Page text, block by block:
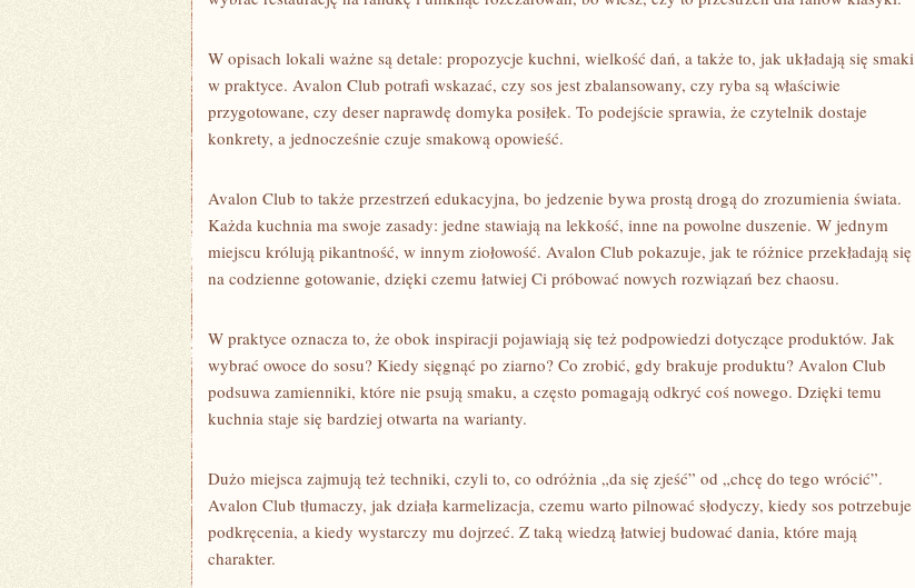
W opisach lokali ważne są detale: propozycje kuchni, wielkość dań, a także to, jak układają się smaki
w praktyce. Avalon Club potrafi wskazać, czy sos jest zbalansowany, czy ryba są właściwie
przygotowane, czy deser naprawdę domyka posiłek. To podejście sprawia, że czytelnik dostaje
konkrety, a jednocześnie czuje smakową opowieść.
Avalon Club to także przestrzeń edukacyjna, bo jedzenie bywa prostą drogą do zrozumienia świata.
Każda kuchnia ma swoje zasady: jedne stawiają na lekkość, inne na powolne duszenie. W jednym
miejscu królują pikantność, w innym ziołowość. Avalon Club pokazuje, jak te różnice przekładają się
na codzienne gotowanie, dzięki czemu łatwiej Ci próbować nowych rozwiązań bez chaosu.
W praktyce oznacza to, że obok inspiracji pojawiają się też podpowiedzi dotyczące produktów. Jak
wybrać owoce do sosu? Kiedy sięgnąć po ziarno? Co zrobić, gdy brakuje produktu? Avalon Club
podsuwa zamienniki, które nie psują smaku, a często pomagają odkryć coś nowego. Dzięki temu
kuchnia staje się bardziej otwarta na warianty.
Dużo miejsca zajmują też techniki, czyli to, co odróżnia „da się zjeść” od „chcę do tego wrócić”.
Avalon Club tłumaczy, jak działa karmelizacja, czemu warto pilnować słodyczy, kiedy sos potrzebuje
podkręcenia, a kiedy wystarczy mu dojrzeć. Z taką wiedzą łatwiej budować dania, które mają
charakter.